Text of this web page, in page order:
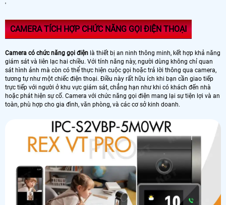
'
CAMERA TÍCH HỢP CHỨC NĂNG GỌI ĐIỆN THOẠI
Camera có chức năng gọi điện là thiết bị an ninh thông minh, kết hợp khả năng
giám sát và liên lạc hai chiều. Với tính năng này, người dùng không chỉ quan
sát hình ảnh mà còn có thể thực hiện cuộc gọi hoặc trả lời thông qua camera,
tương tự như một chiếc điện thoại. Điều này rất hữu ích khi bạn cần giao tiếp
trực tiếp với người ở khu vực giám sát, chẳng hạn như khi có khách đến nhà
hoặc phát hiện sự cố. Camera với chức năng gọi điện mang lại sự tiện lợi và an
toàn, phù hợp cho gia đình, văn phòng, và các cơ sở kinh doanh.